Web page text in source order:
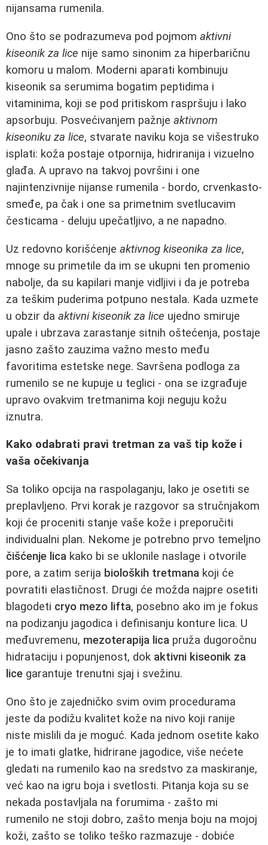
nijansama rumenila.
Ono što se podrazumeva pod pojmom aktivni
kiseonik za lice nije samo sinonim za hiperbaričnu
komoru u malom. Moderni aparati kombinuju
kiseonik sa serumima bogatim peptidima i
vitaminima, koji se pod pritiskom raspršuju i lako
apsorbuju. Posvećivanjem pažnje aktivnom
kiseoniku za lice, stvarate naviku koja se višestruko
isplati: koža postaje otpornija, hidriranija i vizuelno
glađa. A upravo na takvoj površini i one
najintenzivnije nijanse rumenila - bordo, crvenkasto-
smeđe, pa čak i one sa primetnim svetlucavim
česticama - deluju upečatljivo, a ne napadno.
Uz redovno korišćenje aktivnog kiseonika za lice,
mnoge su primetile da im se ukupni ten promenio
nabolje, da su kapilari manje vidljivi i da je potreba
za teškim puderima potpuno nestala. Kada uzmete
u obzir da aktivni kiseonik za lice ujedno smiruje
upale i ubrzava zarastanje sitnih oštećenja, postaje
jasno zašto zauzima važno mesto među
favoritima estetske nege. Savršena podloga za
rumenilo se ne kupuje u teglici - ona se izgrađuje
upravo ovakvim tretmanima koji neguju kožu
iznutra.
Kako odabrati pravi tretman za vaš tip kože i
vaša očekivanja
Sa toliko opcija na raspolaganju, lako je osetiti se
preplavljeno. Prvi korak je razgovor sa stručnjakom
koji će proceniti stanje vaše kože i preporučiti
individualni plan. Nekome je potrebno prvo temeljno
čišćenje lica kako bi se uklonile naslage i otvorile
pore, a zatim serija bioloških tretmana koji će
povratiti elastičnost. Drugi će možda najpre osetiti
blagodeti cryo mezo lifta, posebno ako im je fokus
na podizanju jagodica i definisanju konture lica. U
međuvremenu, mezoterapija lica pruža dugoročnu
hidrataciju i popunjenost, dok aktivni kiseonik za
lice garantuje trenutni sjaj i svežinu.
Ono što je zajedničko svim ovim procedurama
jeste da podižu kvalitet kože na nivo koji ranije
niste mislili da je moguć. Kada jednom osetite kako
je to imati glatke, hidrirane jagodice, više nećete
gledati na rumenilo kao na sredstvo za maskiranje,
već kao na igru boja i svetlosti. Pitanja koja su se
nekada postavljala na forumima - zašto mi
rumenilo ne stoji dobro, zašto menja boju na mojoj
koži, zašto se toliko teško razmazuje - dobiće